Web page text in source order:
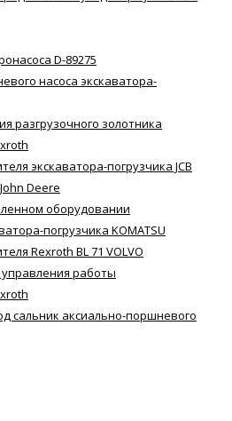
D-89275
насоса экскаватора-
разгрузочного золотника
экскаватора-погрузчика JCB
Deere
оборудовании
погрузчика KOMATSU
Rexroth BL 71 VOLVO
работы
сальник аксиально-поршневого